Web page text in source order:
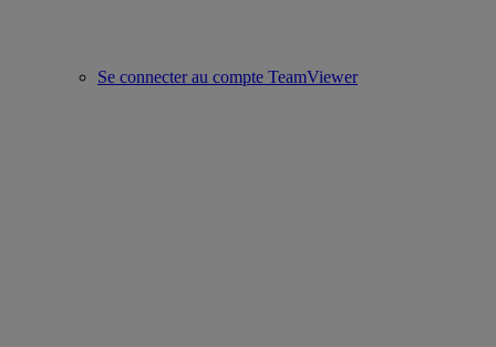
Se connecter au compte TeamViewer